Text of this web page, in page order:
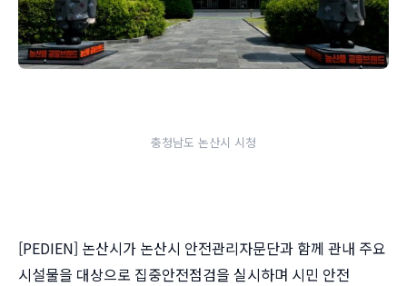
충청남도 논산시 시청
[PEDIEN] 논산시가 논산시 안전관리자문단과 함께 관내 주요
시설물을 대상으로 집중안전점검을 실시하며 시민 안전